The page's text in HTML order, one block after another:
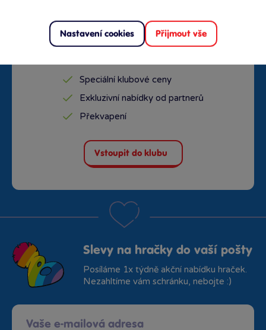
Speciální klubové ceny
Exkluzivní nabídky od partnerů
Překvapení
Vstoupit do klubu
Slevy na hračky do vaší pošty
Posíláme 1x týdně akční nabídku hraček.
Nezahltíme vám schránku, nebojte :)
Nastavení cookies Přijmout vše